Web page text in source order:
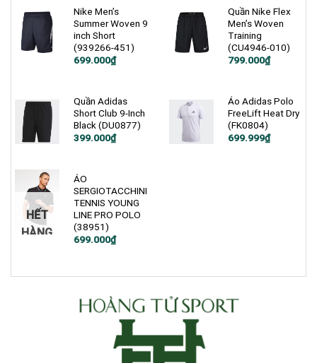
1.699.999₫.
Nike Men’s
Summer Woven 9
inch Short
(939266-451)
Giá
699.000₫
Giá
699.000₫.
Quần Nike Flex
Men’s Woven
Training
(CU4946-010)
Giá
799.000₫
Giá
799.000₫.
Quần Adidas
Short Club 9-Inch
Black (DU0877)
Giá
399.000₫
Giá
399.000₫.
Áo Adidas Polo
FreeLift Heat Dry
(FK0804)
Giá
699.999₫
Giá
HẾT
HÀNG
ÁO
SERGIOTACCHINI
TENNIS YOUNG
LINE PRO POLO
(38951)
699.000₫